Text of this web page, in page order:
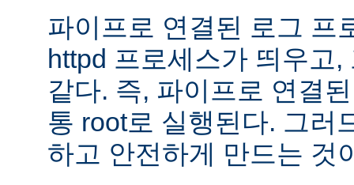
파이프로 연결된 로그 프
httpd 프로세스가 띄우고
같다. 즉, 파이프로 연결
통 root로 실행된다. 그러
하고 안전하게 만드는 것